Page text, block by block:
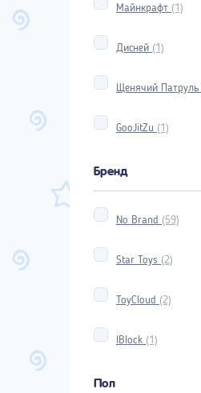
Майнкрафт (1)
Дисней (1)
Щенячий Патруль
GooJitZu (1)
Бренд
No Brand (59)
Star Toys (2)
ToyCloud (2)
IBlock (1)
Пол